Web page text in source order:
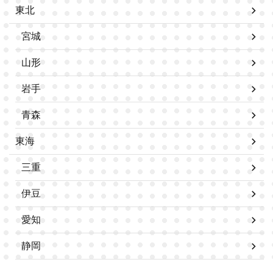
東北
宮城
山形
岩手
青森
東海
三重
伊豆
愛知
静岡